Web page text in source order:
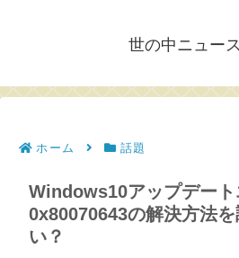
世の中ニュー
ホーム 話題
Windows10アップデート
0x80070643の解決方法
い？